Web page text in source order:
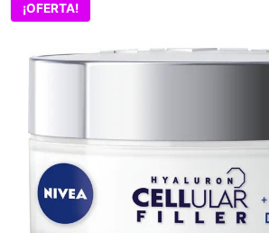
¡OFERTA!